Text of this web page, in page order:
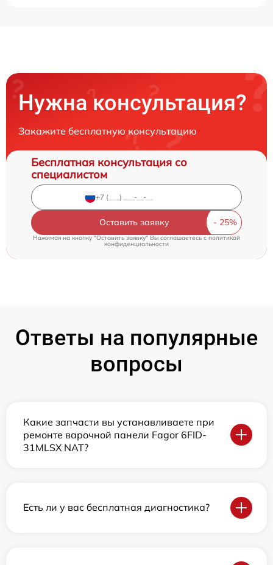
Нужна консультация?
Закажите бесплатную консультацию
Бесплатная консультация со
специалистом
Оставить заявку
Нажимая на кнопку "Оставить заявку" Вы соглашаетесь cполитикой
конфиденциальности
Ответы на популярные
вопросы
Какие запчасти вы устанавливаете при
ремонте варочной панели Fagor 6FID-
31MLSX NAT?
Есть ли у вас бесплатная диагностика?